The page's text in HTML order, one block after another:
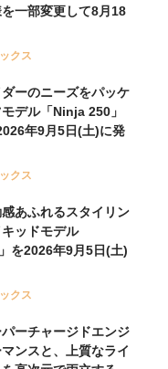
一部変更して8月18
クス
ダーのニーズをパッケ
デル「Ninja 250」
年9月5日(土)に発
クス
感あふれるスタイリン
ッドモデル
を2026年9月5日(土)
クス
パーチャージドエンジ
ンスと、上質なライ